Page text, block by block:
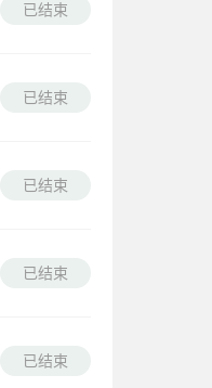
已结束
已结束
已结束
已结束
已结束